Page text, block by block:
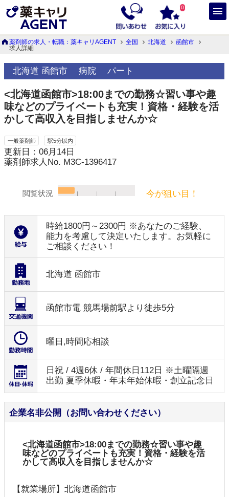
0
薬剤師の求人・転職：薬キャリAGENT 全国 北海道
函館市
求人詳細
北海道 函館市 病院 パート
<北海道函館市>18:00までの勤務☆習い事や趣
味などのプライベートも充実！資格・経験を活
かして高収入を目指しませんか☆
一般薬剤師 駅5分以内
更新日：06月14日
薬剤師求人No. M3C-1396417
閲覧状況 今が狙い目！
時給1800円～2300円 ※あなたのご経験、
能力を考慮して決定いたします。お気軽に
ご相談ください！
北海道 函館市
函館市電 競馬場前駅より徒歩5分
曜日,時間応相談
日祝 / 4週6休 / 年間休日112日 ※土曜隔週
出勤 夏季休暇・年末年始休暇・創立記念日
企業名非公開（お問い合わせください）
<北海道函館市>18:00までの勤務☆習い事や趣
味などのプライベートも充実！資格・経験を活
かして高収入を目指しませんか☆
【就業場所】北海道函館市